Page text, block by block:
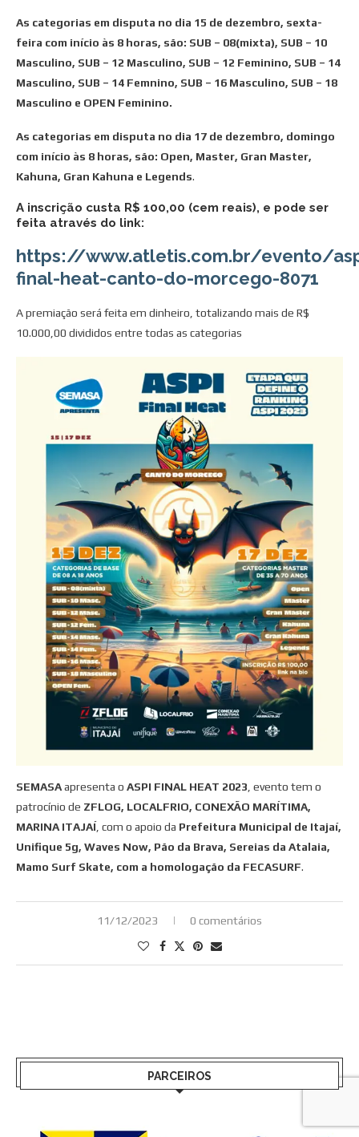
As categorias em disputa no dia 15 de dezembro, sexta-
feira com início às 8 horas, são: SUB – 08(mixta), SUB – 10
Masculino, SUB – 12 Masculino, SUB – 12 Feminino, SUB – 14
Masculino, SUB – 14 Femnino, SUB – 16 Masculino, SUB – 18
Masculino e OPEN Feminino.
As categorias em disputa no dia 17 de dezembro, domingo
com início às 8 horas, são: Open, Master, Gran Master,
Kahuna, Gran Kahuna e Legends.
A inscrição custa R$ 100,00 (cem reais), e pode ser
feita através do link:
https://www.atletis.com.br/evento/
final-heat-canto-do-morcego-8071
A premiação será feita em dinheiro, totalizando mais de R$
10.000,00 divididos entre todas as categorias
SEMASAapresenta o ASPI FINAL HEAT 2023 , evento tem o
patrocínio de ZFLOG, LOCALFRIO, CONEXÃO MARÍTIMA,
MARINA ITAJAÍ , com o apoio da Prefeitura Municipal de Itajaí,
Unifique 5g, Waves Now, Pão da Brava, Sereias da Atalaia,
Mamo Surf Skate, com a homologação da FECASURF.
11/12/2023 0 comentários
PARCEIROS